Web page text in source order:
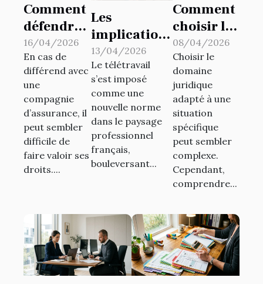
Comment
défendre
vos droits
en cas de
litige avec
votre
assureur
?
16/04/2026
En cas de
différend avec
une
compagnie
d’assurance, il
peut sembler
difficile de
faire valoir ses
droits....
Les
implications
juridiques
du
télétravail
en France
13/04/2026
Le télétravail
s’est imposé
comme une
nouvelle norme
dans le paysage
professionnel
français,
bouleversant...
Comment
choisir le
bon
domaine
juridique
pour votre
cas ?
08/04/2026
Choisir le
domaine
juridique
adapté à une
situation
spécifique
peut sembler
complexe.
Cependant,
comprendre...